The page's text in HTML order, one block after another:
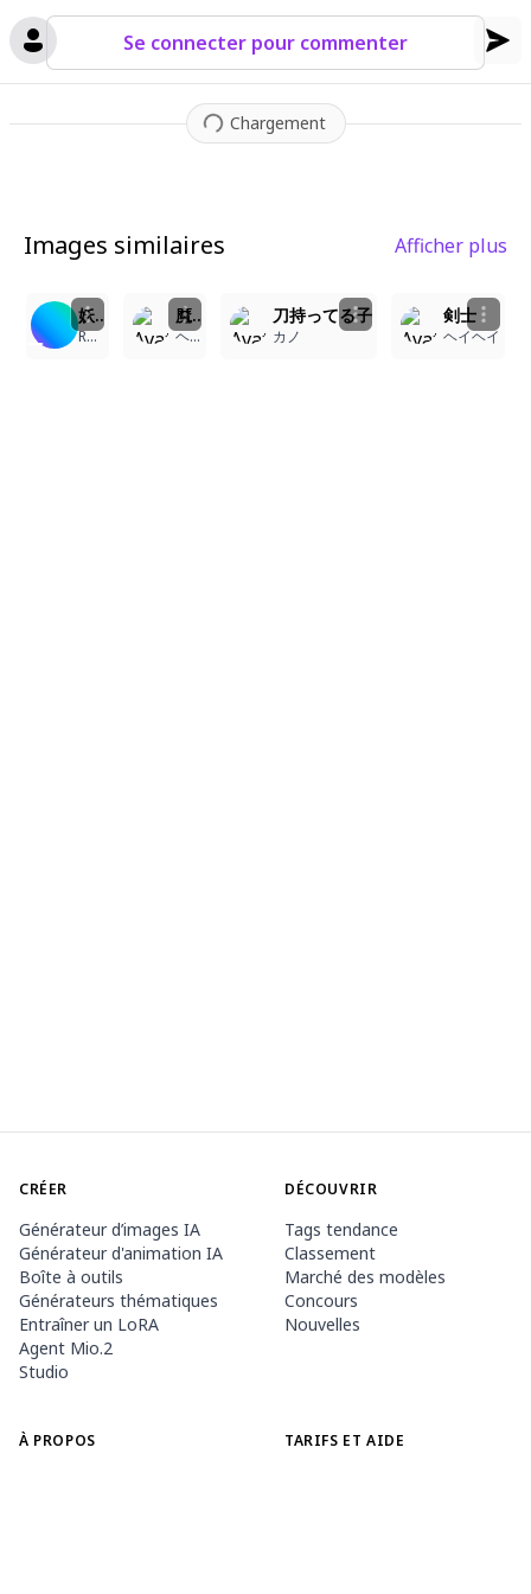
Se connecter pour commenter
Chargement
Images similaires Afficher plus
妖刀
Re:tsuki
魔法剣士
ヘイヘイ
刀持ってる子
カノ
剣士
ヘイヘイ
CRÉER
Générateur d’images IA
Générateur d'animation IA
Boîte à outils
Générateurs thématiques
Entraîner un LoRA
Agent Mio.2
Studio
DÉCOUVRIR
Tags tendance
Classement
Marché des modèles
Concours
Nouvelles
À PROPOS TARIFS ET AIDE